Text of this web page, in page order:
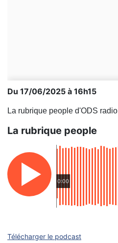
Du 17/06/2025 à 16h15
La rubrique people d'ODS radio
La rubrique people
0:00
Télécharger le podcast